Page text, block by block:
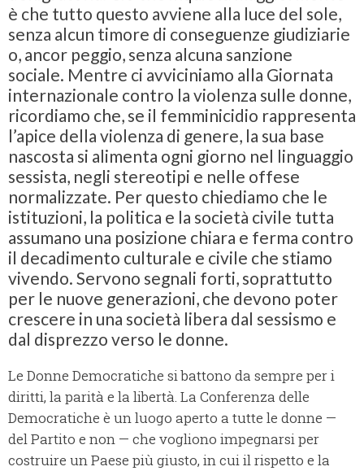
è che tutto questo avviene alla luce del sole,
senza alcun timore di conseguenze giudiziarie
o, ancor peggio, senza alcuna sanzione
sociale. Mentre ci avviciniamo alla Giornata
internazionale contro la violenza sulle donne,
ricordiamo che, se il femminicidio rappresenta
l’apice della violenza di genere, la sua base
nascosta si alimenta ogni giorno nel linguaggio
sessista, negli stereotipi e nelle offese
normalizzate. Per questo chiediamo che le
istituzioni, la politica e la società civile tutta
assumano una posizione chiara e ferma contro
il decadimento culturale e civile che stiamo
vivendo. Servono segnali forti, soprattutto
per le nuove generazioni, che devono poter
crescere in una società libera dal sessismo e
dal disprezzo verso le donne.
Le Donne Democratiche si battono da sempre per i
diritti, la parità e la libertà. La Conferenza delle
Democratiche è un luogo aperto a tutte le donne —
del Partito e non — che vogliono impegnarsi per
costruire un Paese più giusto, in cui il rispetto e la